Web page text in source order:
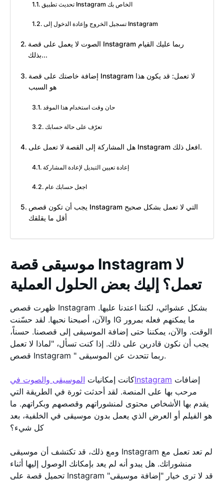
تحديث تطبيق Instagram الخاص بك
تسجيل الخروج وإعادة الدخول إلى Instagram
الصوت لا يعمل على قصة Instagram ربما عليك القيام
بذلك...
إضافة خاصتك على قصة Instagram لا تعمل: قد يكون هذا
هو السبب
حان وقت استخدام هذا الموقد
تعرّف على حالة حسابك
هل المشاركة إلى القصة لا تعمل على Instagram افعل ذلك.
إعادة تعيين التبديل لإعادة المشاركة
اجعل حسابك عام
يجب أن تكون قصص Instagram التي لا تعمل بشكل صحيح
أقل ما يقلقك
موسيقى قصة Instagram لا
تعمل؟ إليك بعض الحلول العملية
ظهرت قصص Instagram بشكل عشوائي، لكننا اعتدنا عليها.
والآن، أصبحنا نحبها. لقد حسّنت IG ما يمكنهم فعله بمرور
الوقت. والآن، يمكننا حتى إضافة الموسيقى إلى قصصنا. حسناً،
يجب أن نكون قادرين على ذلك. إذا كنت تسأل، "لماذا لا تعمل
قصص Instagram " ربما تتحدث عن الموسيقى.
كانت إمكانياتالموسيقى والصوت فيInstagram
مرحب بها على المنصة. لقد أحدثت ثورة في الطريقة التي
يقدم بها الأشخاص محتوى لمنشوراتهم وقصصهم وبكراتهم. ما
هو الفيلم أو العرض الذي يعمل بدون موسيقى في الخلفية، بعد
كل شيء؟
ومع ذلك، قد تكتشف أن موسيقى Instagram لم تعد تعمل مع
منشوراتك. هل يبدو أنه لم يعد بإمكانك الوصول إليها أثناء
تحميل قصة على Instagram قد لا ترى خيار "إضافة موسيقى"